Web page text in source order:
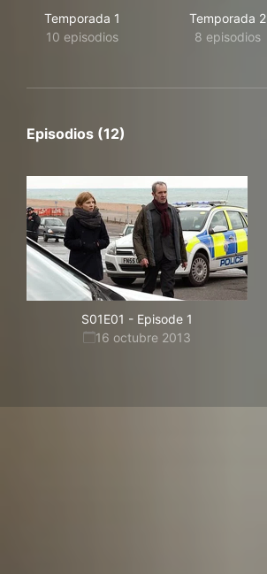
Temporada 1
10 episodios
Temporada 2
8 episodios
Episodios (12)
S01E01 - Episode 1
16 octubre 2013